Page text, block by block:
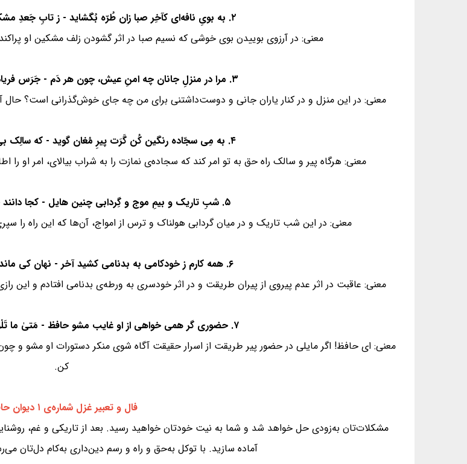
۲. به بویِ نافه‌ای کآخِر صبا زان طُرّه بُگشاید - ز تابِ جَعدِ مشکینش چه خون افتاد در دل‌ها
معنی: در آرزوی بوییدن بوی خوشی که نسیم صبا در اثر گشودن زلف مشکین او
۳. مرا در منزلِ جانان چه امنِ عیش، چون هر دَم - جَرَس فریاد می‌دارد که بَربندید مَحمِل‌ها
معنی: در این منزل و در کنار یاران جانی و دوست‌داشتنی برای من چه جای خوش‌گذرانی است؟ حال
۴. به مِی سجّاده رنگین کُن گَرَت پیرِ مُغان گوید - که سالِک بی‌خبر نَبْوَد ز راه و رسمِ منزل‌ها
معنی: هرگاه پیر و سالک راه حق به تو امر کند که سجاده‌ی نمازت را به شراب بیالای، امر او
۵. شبِ تاریک و بیمِ موج و گِردابی چنین هایل - کجا دانند حالِ ما سبک‌بارانِ ساحل‌ها؟
معنی: در این شب تاریک و در میان گردابی هولناک و ترس از امواج، آن‌ها که این راه را
۶. همه کارم ز خودکامی به بدنامی کشید آخر - نهان کی ماند آن رازی کزو سازند محفل‌ها
معنی: عاقبت در اثر عدم پیروی از پیران طریقت و در اثر خودسری به ورطه‌ی بدنامی افتادم و این
۷. حضوری گر همی خواهی از او غایب مشو حافظ - مَتیٰ ما تَلْقَ مَنْ تَهْویٰ دَعِ الدُّنْیا وَ اَهْمِلْها
معنی: ای حافظ! اگر مایلی در حضور پیر طریقت از اسرار حقیقت آگاه شوی منکر دستورات او مشو و
کن.
فال و تعبیر غزل شماره‌ی ۱ دیوان حافظ:
مشکلات‌تان به‌زودی حل خواهد شد و شما به نیت خودتان خواهید رسید. بعد از تاریکی و غم،
آماده سازید. با توکل به‌حق و راه و رسم دین‌داری به‌کام دل‌تان